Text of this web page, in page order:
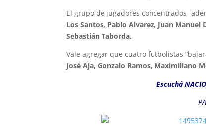
El grupo de jugadores concentrados -
Los Santos, Pablo Alvarez, Juan Manuel
Sebastián Taborda.
Vale agregar que cuatro futbolistas
José Aja, Gonzalo Ramos, Maximiliano
Escuchá